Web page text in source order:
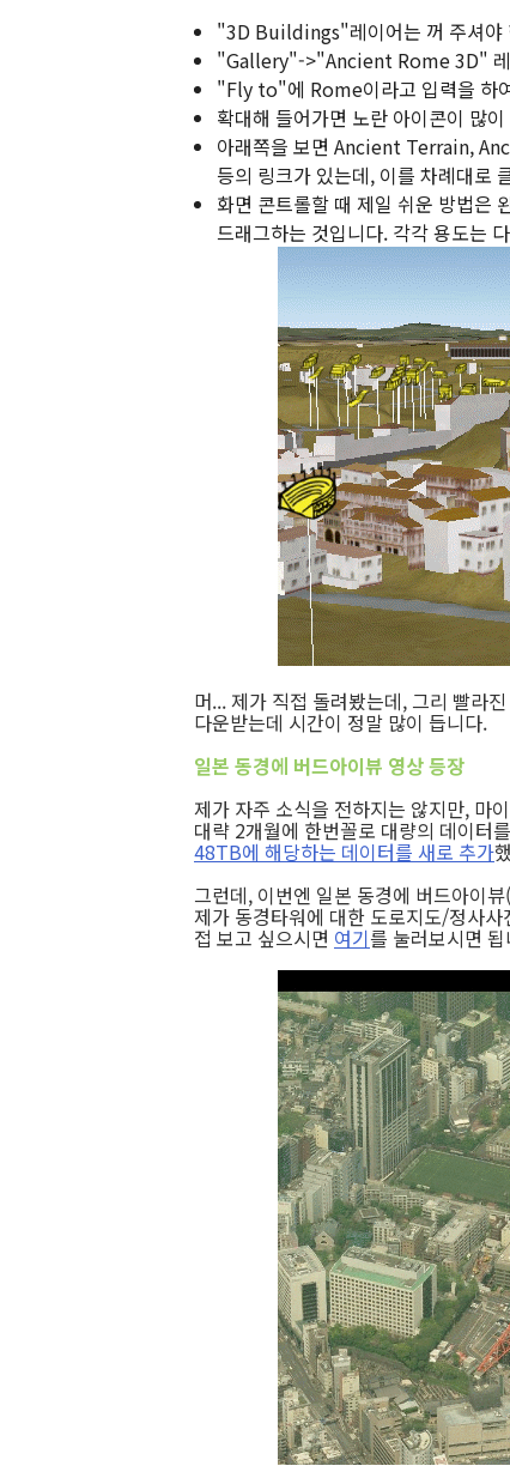
"3D Buildings"레이어는 꺼 주셔야
"Gallery"->"Ancient Rome 3D" 레
"Fly to"에 Rome이라고 입력을 하
확대해 들어가면 노란 아이콘이 많
아래쪽을 보면 Ancient Terrain,
등의 링크가 있는데, 이를 차례대로
화면 콘트롤할 때 제일 쉬운 방법은
드래그하는 것입니다. 각각 용도는
머... 제가 직접 돌려봤는데, 그리 빨라
다운받는데 시간이 정말 많이 듭니다.
일본 동경에 버드아이뷰 영상 등장
제가 자주 소식을 전하지는 않지만,
대략 2개월에 한번꼴로 대량의 데이터
48TB에 해당하는 데이터를 새로 추가
그런데, 이번엔 일본 동경에 버드아이
제가 동경타워에 대한 도로지도/정사
접 보고 싶으시면 여기를 눌러보시면